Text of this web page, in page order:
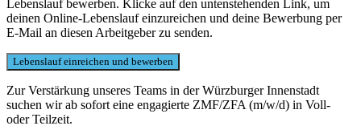
Lebenslauf bewerben. Klicke auf den untenstehenden Link, um
deinen Online-Lebenslauf einzureichen und deine Bewerbung per
E-Mail an diesen Arbeitgeber zu senden.
Zur Verstärkung unseres Teams in der Würzburger Innenstadt
suchen wir ab sofort eine engagierte ZMF/ZFA (m/w/d) in Voll-
oder Teilzeit.